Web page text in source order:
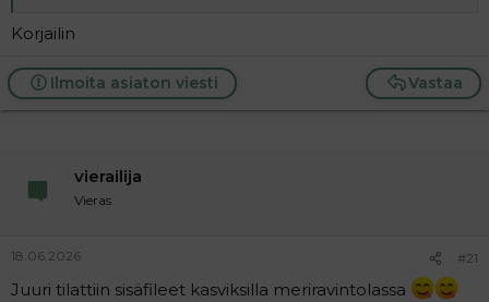
Korjailin
Vastaa
Ilmoita asiaton viesti
vierailija
Vieras
18.06.2026 #21
Juuri tilattiin sisäfileet kasviksilla meriravintolassa